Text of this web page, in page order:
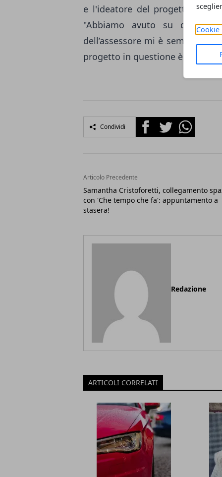
Cookie
e l'ideatore del progetto, il
"Abbiamo avuto su questa
dell’assessore mi è sembrato
progetto in questione è prima di
Condividi FacebookTwitterWhatsapp
Articolo Precedente
Samantha Cristoforetti, collegamento
con 'Che tempo che fa': appuntamento a
stasera!
Redazione
ARTICOLI CORRELATI